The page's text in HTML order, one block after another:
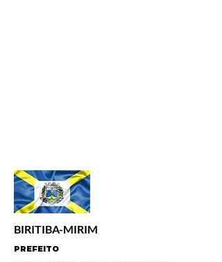
BIRITIBA-MIRIM
PREFEITO